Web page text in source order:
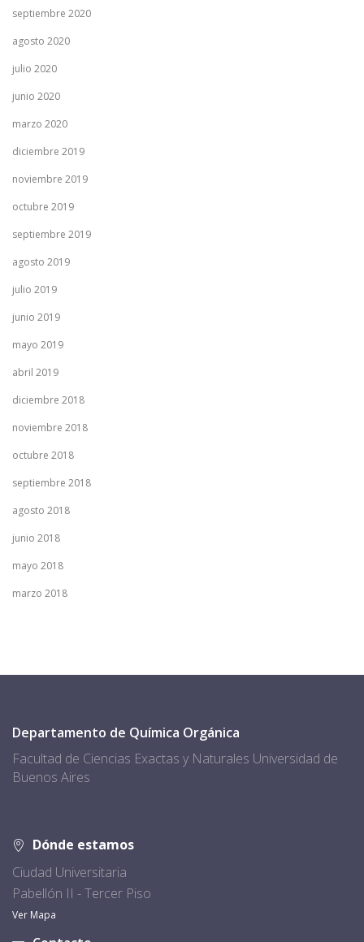
septiembre 2020
agosto 2020
julio 2020
junio 2020
marzo 2020
diciembre 2019
noviembre 2019
octubre 2019
septiembre 2019
agosto 2019
julio 2019
junio 2019
mayo 2019
abril 2019
diciembre 2018
noviembre 2018
octubre 2018
septiembre 2018
agosto 2018
junio 2018
mayo 2018
marzo 2018
Departamento de Química Orgánica
Facultad de Ciencias Exactas y Naturales Universidad de
Buenos Aires
Dónde estamos
Ciudad Universitaria
Pabellón II - Tercer Piso
Ver Mapa